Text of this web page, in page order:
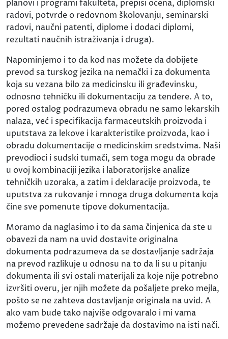
planovi i programi fakulteta, prepisi ocena, diplomski
radovi, potvrde o redovnom školovanju, seminarski
radovi, naučni patenti, diplome i dodaci diplomi,
rezultati naučnih istraživanja i druga).
Napominjemo i to da kod nas možete da dobijete
prevod sa turskog jezika na nemački i za dokumenta
koja su vezana bilo za medicinsku ili građevinsku,
odnosno tehničku ili dokumentaciju za tendere. A to,
pored ostalog podrazumeva obradu ne samo lekarskih
nalaza, već i specifikacija farmaceutskih proizvoda i
uputstava za lekove i karakteristike proizvoda, kao i
obradu dokumentacije o medicinskim sredstvima. Naši
prevodioci i sudski tumači, sem toga mogu da obrade
u ovoj kombinaciji jezika i laboratorijske analize
tehničkih uzoraka, a zatim i deklaracije proizvoda, te
uputstva za rukovanje i mnoga druga dokumenta koja
čine sve pomenute tipove dokumentacija.
Moramo da naglasimo i to da sama činjenica da ste u
obavezi da nam na uvid dostavite originalna
dokumenta podrazumeva da se dostavljanje sadržaja
na prevod razlikuje u odnosu na to da li su u pitanju
dokumenta ili svi ostali materijali za koje nije potrebno
izvršiti overu, jer njih možete da pošaljete preko mejla,
pošto se ne zahteva dostavljanje originala na uvid. A
ako vam bude tako najviše odgovaralo i mi vama
možemo prevedene sadržaje da dostavimo na isti nači.